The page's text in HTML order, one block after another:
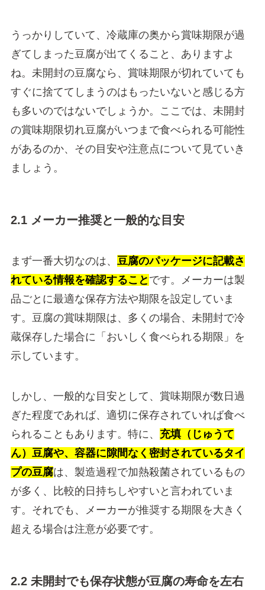
うっかりしていて、冷蔵庫の奥から賞味期限が過
ぎてしまった豆腐が出てくること、ありますよ
ね。未開封の豆腐なら、賞味期限が切れていても
すぐに捨ててしまうのはもったいないと感じる方
も多いのではないでしょうか。ここでは、未開封
の賞味期限切れ豆腐がいつまで食べられる可能性
があるのか、その目安や注意点について見ていき
ましょう。
2.1 メーカー推奨と一般的な目安
まず一番大切なのは、 豆腐のパッケージに記載さ
れている情報を確認すること です。メーカーは製
品ごとに最適な保存方法や期限を設定していま
す。豆腐の賞味期限は、多くの場合、未開封で冷
蔵保存した場合に「おいしく食べられる期限」を
示しています。
しかし、一般的な目安として、賞味期限が数日過
ぎた程度であれば、適切に保存されていれば食べ
られることもあります。特に、 充填（じゅうて
ん）豆腐や、容器に隙間なく密封されているタイ
プの豆腐は、製造過程で加熱殺菌されているもの
が多く、比較的日持ちしやすいと言われていま
す。それでも、メーカーが推奨する期限を大きく
超える場合は注意が必要です。
2.2 未開封でも保存状態が豆腐の寿命を左右